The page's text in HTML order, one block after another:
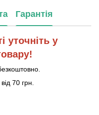
Гарантія
уточніть у
70 грн.